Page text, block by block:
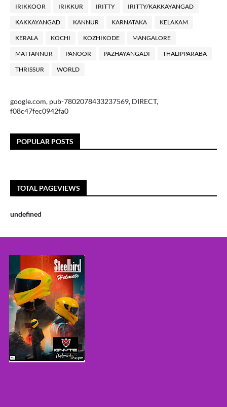
IRIKKOOR IRIKKUR IRITTY IRITTY/KAKKAYANGAD
KAKKAYANGAD KANNUR KARNATAKA KELAKAM
KERALA KOCHI KOZHIKODE MANGALORE
MATTANNUR PANOOR PAZHAYANGADI THALIPPARABA
THRISSUR WORLD
google.com, pub-7802078433237569, DIRECT,
f08c47fec0942fa0
POPULAR POSTS
TOTAL PAGEVIEWS
undefned